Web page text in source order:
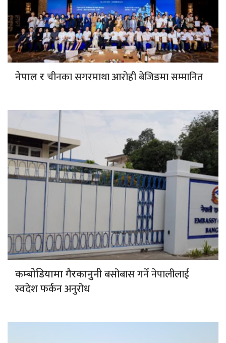
नेपाल रचीनका सगरमाथा आरोही बेजिङमा सम्मानित
कम्बोडियामा गैरकानुनीबसोबास गर्ने नेपालीलाई
स्वदेश फर्कन अनुरोध